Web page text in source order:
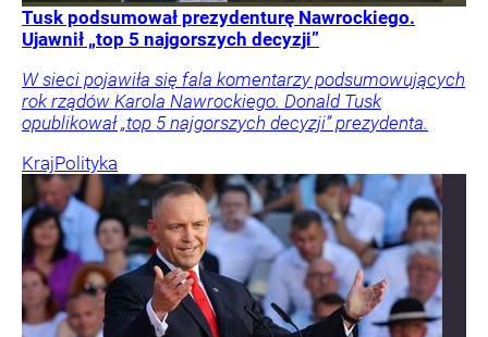
Tusk podsumował prezydenturę Nawrockiego.
Ujawnił „top 5 najgorszych decyzji”
W sieci pojawiła się fala komentarzy podsumowujących
rok rządów Karola Nawrockiego. Donald Tusk
opublikował „top 5 najgorszych decyzji” prezydenta.
KrajPolityka